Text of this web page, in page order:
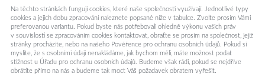
Na těchto stránkách fungují cookies, které naše společnosti využívají. Jednotlivé typy
cookies a jejich dobu zpracování naleznete popsané níže v tabulce. Zvolte prosím Vámi
preferovanou variantu. Pokud byste nás potřebovali ohledně výkonu vašich práv
v souvislosti se zpracováním cookies kontaktovat, obraťte se prosím na společnost, jejíž
stránky procházíte, nebo na našeho Pověřence pro ochranu osobních údajů. Pokud si
myslíte, že s osobními údaji nenakládáme, jak bychom měli, máte možnost podat
stížnost u Úřadu pro ochranu osobních údajů. Budeme však rádi, pokud se nejdříve
obrátíte přímo na nás a budeme tak moct Váš požadavek obratem vyřešit.